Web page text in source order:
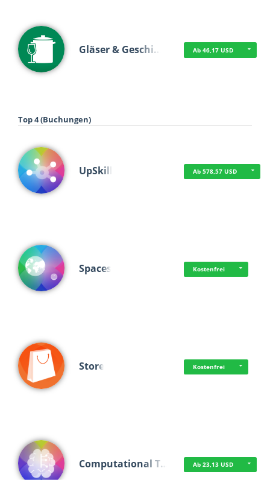
Gläser & Geschi… Ab 46,17 USD
Top 4 (Buchungen)
UpSkill Ab 578,57 USD
Spaces Kostenfrei
Store Kostenfrei
Computational T… Ab 23,13 USD